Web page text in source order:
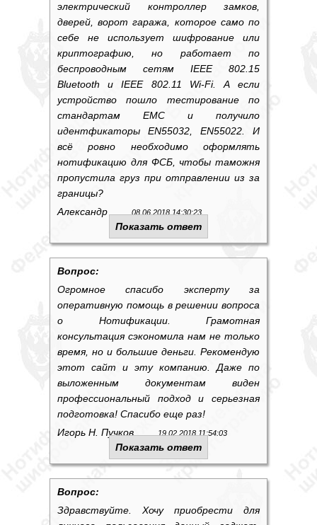
электрический контроллер замков,
дверей, ворот гаража, которое само по
себе не использует шифрование или
криптографию, но работает по
беспроводным сетям IEEE 802.15
Bluetooth и IEEE 802.11 Wi-Fi. А если
устройство пошло тестирование по
стандартам EMC и получило
идентфикаторы EN55032, EN55022. И
всё ровно необходимо оформлять
нотификацию для ФСБ, чтобы таможня
пропустила груз при отправлении из за
границы?
Александр
08.06.2018 14:30:23
Показать ответ
Вопрос:
Огромное спасибо эксперту за
оперативную помощь в решении вопроса
о Нотификации. Грамотная
консультация сэкономила нам не только
время, но и большие деньги. Рекомендую
этот сайт и эту компанию. Даже по
выложенным документам виден
профессиональный подход и серьезная
подготовка! Спасибо еще раз!
Игорь Н. Пучков
19.02.2018 11:54:03
Показать ответ
Вопрос:
Здравствуйте. Хочу приобрести для